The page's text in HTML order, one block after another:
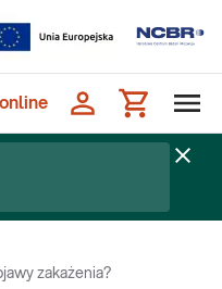
zakażenia?